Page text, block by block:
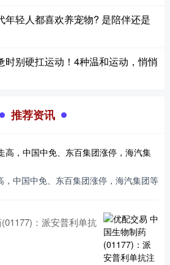
年轻人都喜欢养宠物? 是陪伴还是
时别硬扛运动！4种温和运动，悄悄
推荐资讯
中国中免、东百集团涨停，海汽集团等
：派安普利单抗